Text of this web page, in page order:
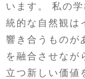
います。 私の
統的な自然観は
響き合うものが
を融合させなが
立つ新しい価値